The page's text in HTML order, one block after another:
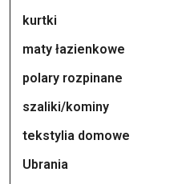
kurtki
maty łazienkowe
polary rozpinane
szaliki/kominy
tekstylia domowe
Ubrania